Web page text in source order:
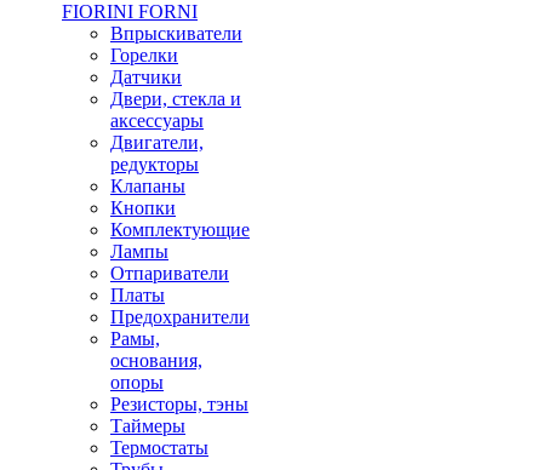
FIORINI FORNI
Впрыскиватели
Горелки
Датчики
Двери, стекла и
аксессуары
Двигатели,
редукторы
Клапаны
Кнопки
Комплектующие
Лампы
Отпариватели
Платы
Предохранители
Рамы,
основания,
опоры
Резисторы, тэны
Таймеры
Термостаты